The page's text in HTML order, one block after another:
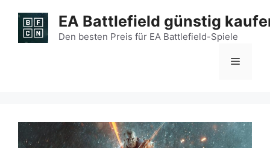
Inhalt
springen
EA Battlefield günstig
Den besten Preis für EA Battlefield-Spiele
Menü